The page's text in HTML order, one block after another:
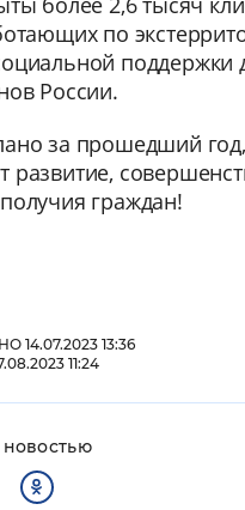
по
поддержки
России.
за прошедший
развитие,
граждан!
13:36
11:24